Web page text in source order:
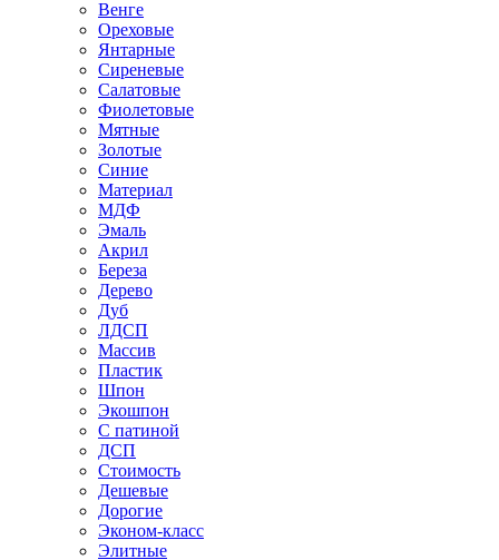
Венге
Ореховые
Янтарные
Сиреневые
Салатовые
Фиолетовые
Мятные
Золотые
Синие
Материал
МДФ
Эмаль
Акрил
Береза
Дерево
Дуб
ЛДСП
Массив
Пластик
Шпон
Экошпон
С патиной
ДСП
Стоимость
Дешевые
Дорогие
Эконом-класс
Элитные